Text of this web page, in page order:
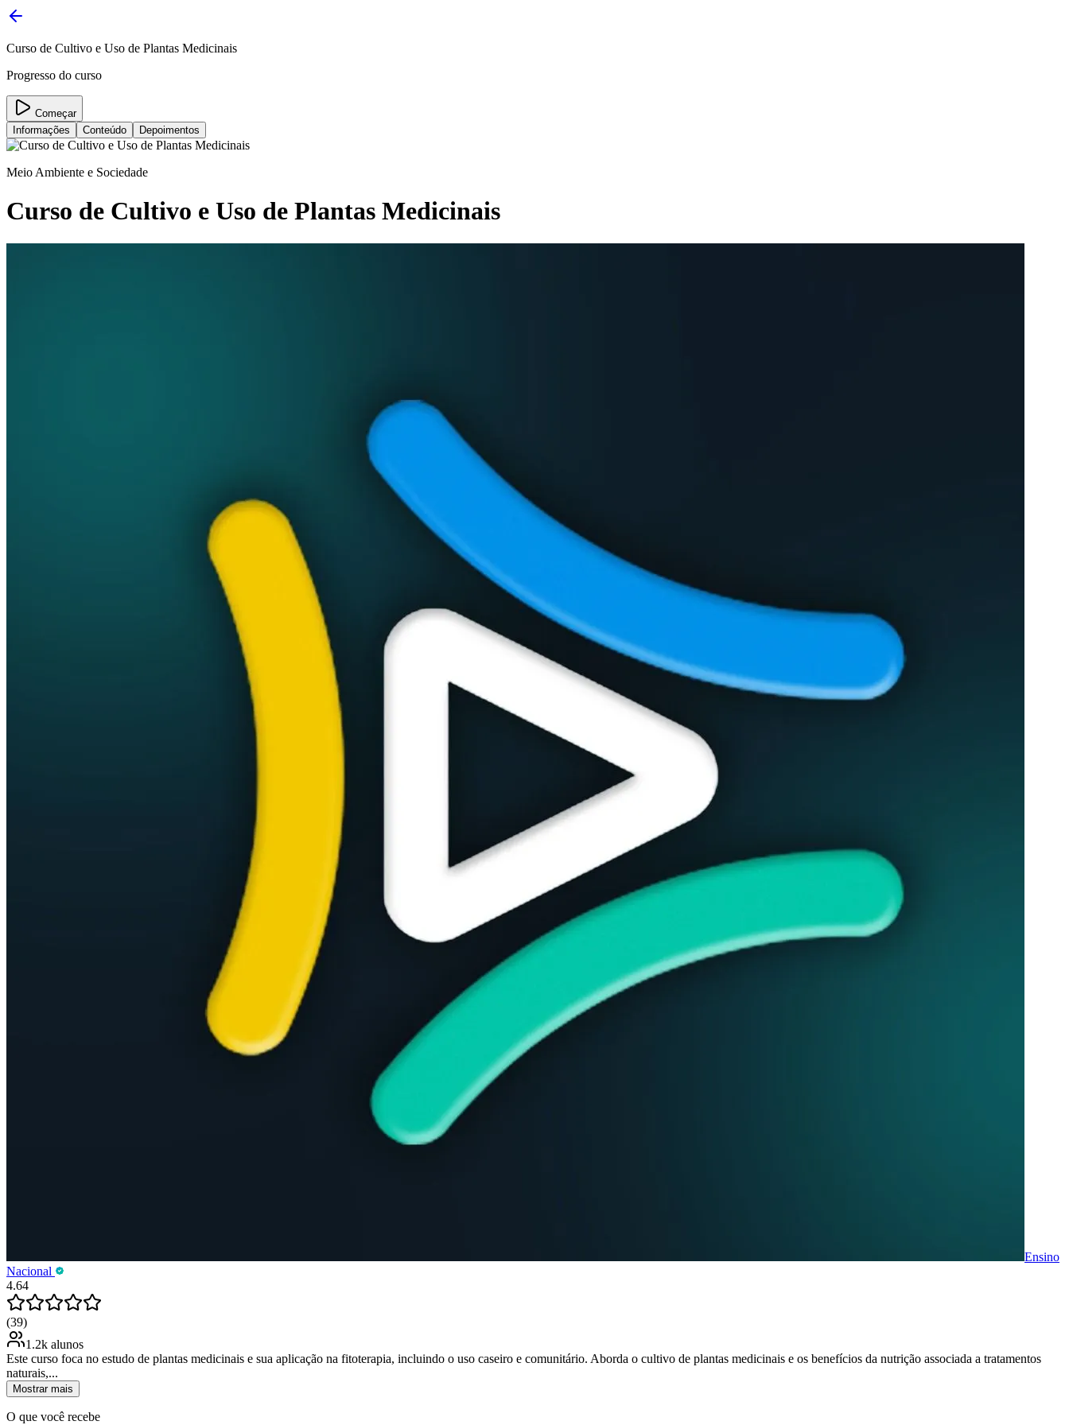
Curso de Cultivo e Uso de Plantas Medicinais
Progresso do curso
Começar
Informações
Conteúdo Depoimentos
Meio Ambiente e Sociedade
Curso de Cultivo e Uso de Plantas Medicinais
Ensino
Nacional
4.64
(39)
1.2k alunos
Este curso foca no estudo de plantas medicinais e sua aplicação na fitoterapia, incluindo o uso caseiro e comunitário. Aborda o cultivo de plantas medicinais e os benefícios da nutrição associada a tratamentos
naturais,...
Mostrar mais
O que você recebe